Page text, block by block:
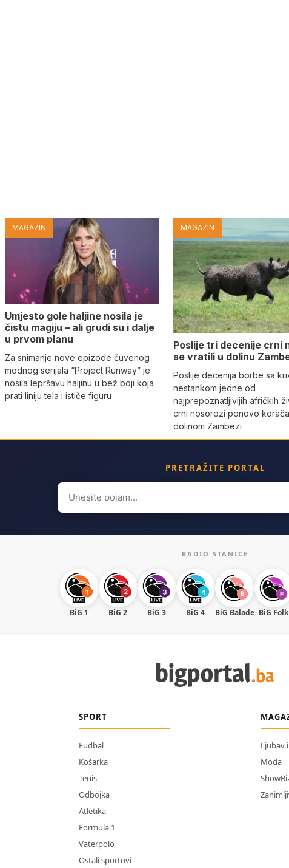
MAGAZIN
Umjesto gole haljine nosila je
čistu magiju – ali grudi su i dalje
u prvom planu
Za snimanje nove epizode čuvenog
modnog serijala “Project Runway” je
nosila lepršavu haljinu u bež boji koja
prati liniju tela i ističe figuru
MAGAZIN
Poslije tri decenije crni
se vratili u dolinu
Poslije decenija borbe sa
nestankom jedne od
najprepoznatljivijih afričkih
crni nosorozi ponovo
dolinom Zambezi
PRETRAŽITE PORTAL
Search
for:
RADIO STANICE
BiG 1 BiG 2 BiG 3 BiG 4 BiG Balade BiG Folk
SPORT
Fudbal
Košarka
Tenis
Odbojka
Atletika
Formula 1
Vaterpolo
Ostali sportovi
Ljubav
Moda